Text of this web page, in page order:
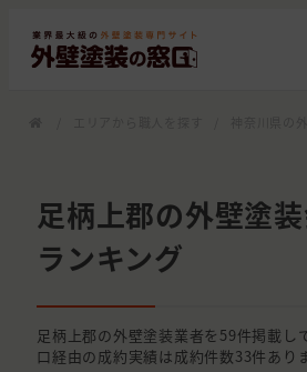
足柄上郡の外壁塗
ランキング
足柄上郡の外壁塗装業者を59件掲載し
口経由の成約実績は成約件数33件ありま